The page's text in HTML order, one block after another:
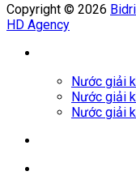
Copyright © 2026
HD Agency
Nước giải
Nước giải
Nước giải